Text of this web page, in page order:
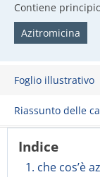
Contiene
Azitromicina
Foglio illustrativo
Riassunto delle
Indice
1. che cos’è